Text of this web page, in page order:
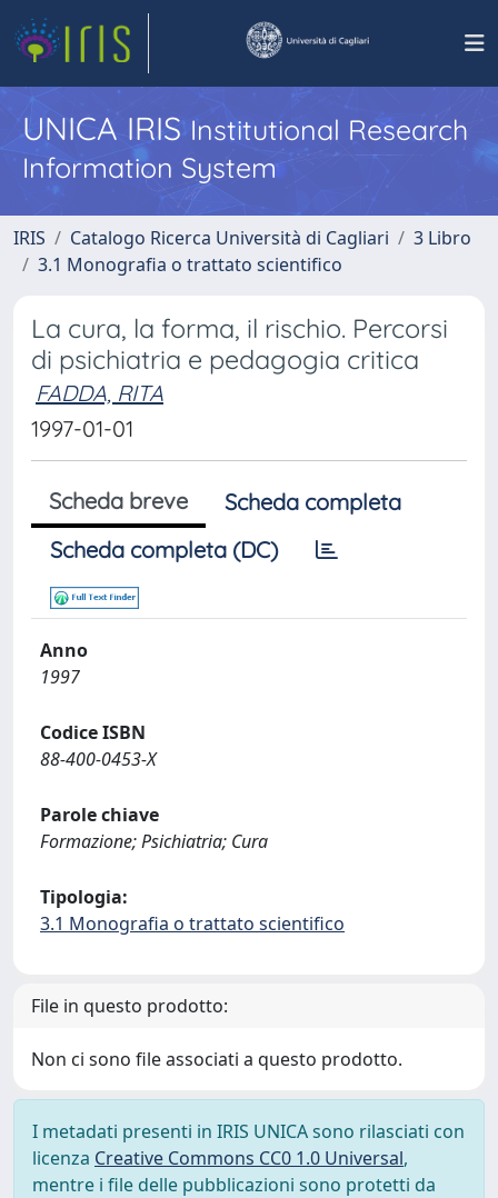
UNICA IRISInstitutional Research
Information System
IRIS Catalogo Ricerca Università di Cagliari
3 Libro
3.1 Monografia o trattato scientifico
La cura, la forma, il rischio. Percorsi
di psichiatria e pedagogia critica
FADDA, RITA
1997-01-01
Scheda breve
Scheda completa
Scheda completa (DC)
Anno
1997
Codice ISBN
88-400-0453-X
Parole chiave
Formazione; Psichiatria; Cura
Tipologia:
3.1 Monografia o trattato scientifico
File in questo prodotto:
Non ci sono file associati a questo prodotto.
I metadati presenti in IRIS UNICA sono rilasciati con
licenza Creative Commons CC0 1.0 Universal,
mentre i file delle pubblicazioni sono protetti da